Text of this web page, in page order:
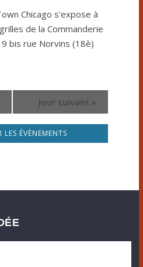
Chicago s'expose à
de la Commanderie
bis rue Norvins (18è)
Jour suivant »
LES ÉVÈNEMENTS